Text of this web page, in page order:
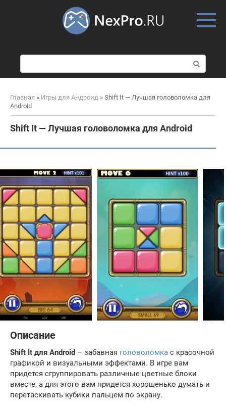
о
и
к
Главная » Игры для Андроид » Shift It — Лучшая головоломка для
Android
Shift It — Лучшая головоломка для Android
Описание
Shift It для Android – забавная головоломка с красочной
графикой и визуальными эффектами. В игре вам
придется сгруппировать различные цветные блоки
вместе, а для этого вам придется хорошенько думать и
перетаскивать кубики пальцем по экрану.